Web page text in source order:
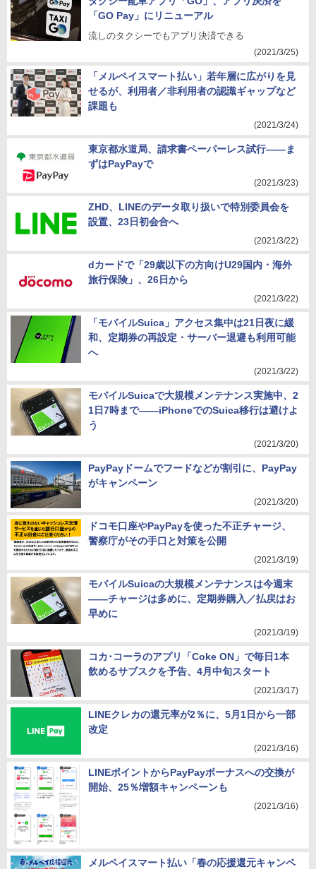
「GO Pay」にリニューアル
流しのタクシーでもアプリ決済できる
(2021/3/25)
「メルペイスマート払い」若年層に広がりを見
せるが、利用者／非利用者の認識ギャップなど
課題も
(2021/3/24)
東京都水道局、請求書ペーパーレス試行――ま
ずはPayPayで
(2021/3/23)
ZHD、LINEのデータ取り扱いで特別委員会を
設置、23日初会合へ
(2021/3/22)
dカードで「29歳以下の方向けU29国内・海外
旅行保険」、26日から
(2021/3/22)
「モバイルSuica」アクセス集中は21日夜に緩
和、定期券の再設定・サーバー退避も利用可能
へ
(2021/3/22)
モバイルSuicaで大規模メンテナンス実施中、2
1日7時まで――iPhoneでのSuica移行は避けよ
う
(2021/3/20)
PayPayドームでフードなどが割引に、PayPay
がキャンペーン
(2021/3/20)
ドコモ口座やPayPayを使った不正チャージ、
警察庁がその手口と対策を公開
(2021/3/19)
モバイルSuicaの大規模メンテナンスは今週末
――チャージは多めに、定期券購入／払戻はお
早めに
(2021/3/19)
コカ･コーラのアプリ「Coke ON」で毎日1本
飲めるサブスクを予告、4月中旬スタート
(2021/3/17)
LINEクレカの還元率が2％に、5月1日から一部
改定
(2021/3/16)
LINEポイントからPayPayボーナスへの交換が
開始、25％増額キャンペーンも
(2021/3/16)
メルペイスマート払い「春の応援還元キャンペ